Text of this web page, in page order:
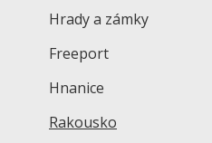
Hrady a zámky
Freeport
Hnanice
Rakousko